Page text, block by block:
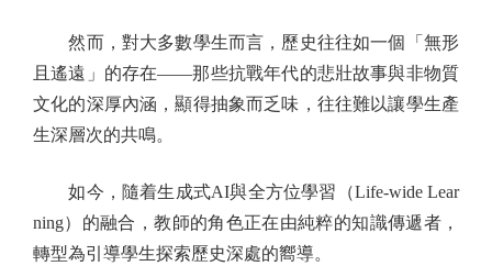
然而，對大多數學生而言，歷史往往如一個「無形
且遙遠」的存在——那些抗戰年代的悲壯故事與非物質
文化的深厚內涵，顯得抽象而乏味，往往難以讓學生產
生深層次的共鳴。
如今，隨着生成式AI與全方位學習（Life-wide Lear
ning）的融合，教師的角色正在由純粹的知識傳遞者，
轉型為引導學生探索歷史深處的嚮導。